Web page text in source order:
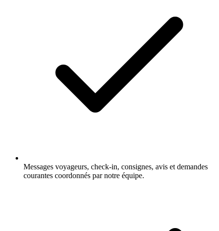
Messages voyageurs, check-in, consignes, avis et demandes
courantes coordonnés par notre équipe.